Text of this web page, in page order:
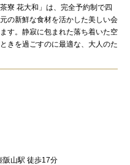
寮 花大和」は、完全予約制で四
の新鮮な食材を活かした美しい会
す。静寂に包まれた落ち着いた空
きを過ごすのに最適な、大人のた
阪山駅 徒歩17分